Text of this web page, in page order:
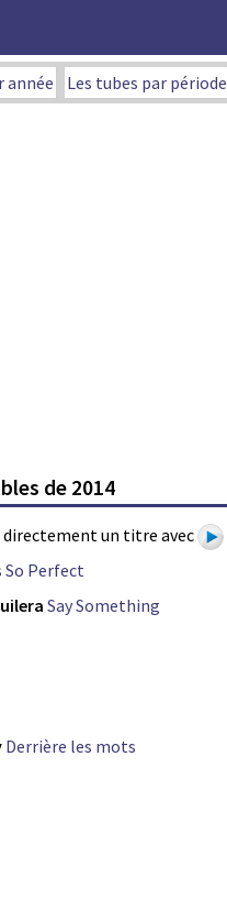
année Les tubes par période
de 2014
un titre avec
So Perfect
Say Something
Derrière les mots